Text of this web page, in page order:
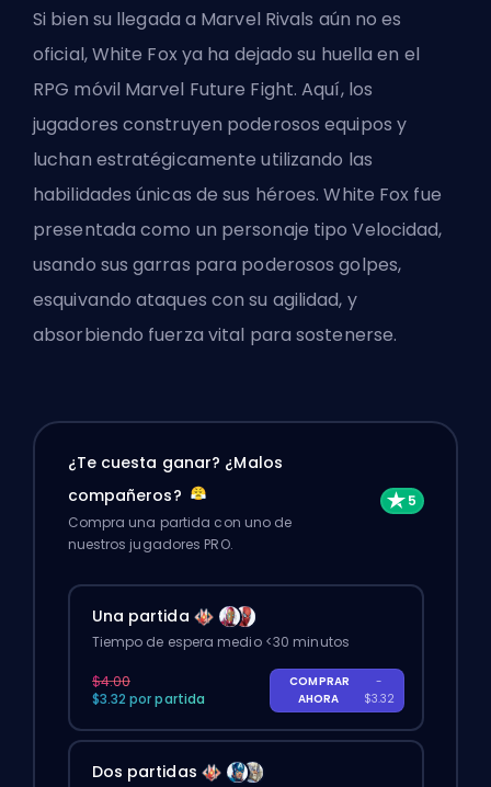
Si bien su llegada a Marvel Rivals aún no es
oficial, White Fox ya ha dejado su huella en el
RPG móvil Marvel Future Fight. Aquí, los
jugadores construyen poderosos equipos y
luchan estratégicamente utilizando las
habilidades únicas de sus héroes. White Fox fue
presentada como un personaje tipo Velocidad,
usando sus garras para poderosos golpes,
esquivando ataques con su agilidad, y
absorbiendo fuerza vital para sostenerse.
¿Te cuesta ganar? ¿Malos
compañeros?
Compra una partida con uno de
nuestros jugadores PRO.
Una partida
Tiempo de espera medio <30 minutos
$4.00
$3.32 por partida
COMPRAR
AHORA
-
$3.32
Dos partidas